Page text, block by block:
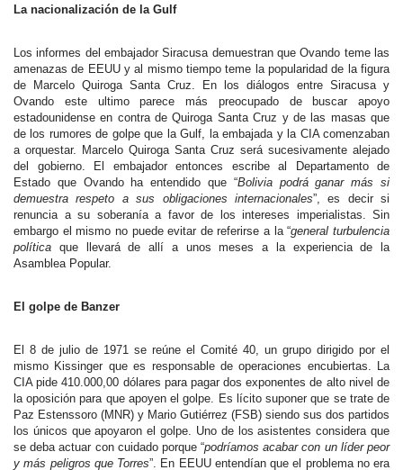
La nacionalización de la Gulf
Los informes del embajador Siracusa demuestran que Ovando teme las
amenazas de EEUU y al mismo tiempo teme la popularidad de la figura
de Marcelo Quiroga Santa Cruz. En los diálogos entre Siracusa y
Ovando este ultimo parece más preocupado de buscar apoyo
estadounidense en contra de Quiroga Santa Cruz y de las masas que
de los rumores de golpe que la Gulf, la embajada y la CIA comenzaban
a orquestar. Marcelo Quiroga Santa Cruz será sucesivamente alejado
del gobierno. El embajador entonces escribe al Departamento de
Estado que Ovando ha entendido que “Bolivia podrá ganar más si
demuestra respeto a sus obligaciones internacionales”, es decir si
renuncia a su soberanía a favor de los intereses imperialistas. Sin
embargo el mismo no puede evitar de referirse a la “general turbulencia
política que llevará de allí a unos meses a la experiencia de la
Asamblea Popular.
El golpe de Banzer
El 8 de julio de 1971 se reúne el Comité 40, un grupo dirigido por el
mismo Kissinger que es responsable de operaciones encubiertas. La
CIA pide 410.000,00 dólares para pagar dos exponentes de alto nivel de
la oposición para que apoyen el golpe. Es lícito suponer que se trate de
Paz Estenssoro (MNR) y Mario Gutiérrez (FSB) siendo sus dos partidos
los únicos que apoyaron el golpe. Uno de los asistentes considera que
se deba actuar con cuidado porque “podríamos acabar con un líder peor
y más peligros que Torres”. En EEUU entendían que el problema no era